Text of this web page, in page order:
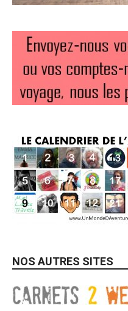
NOS AUTRES SITES